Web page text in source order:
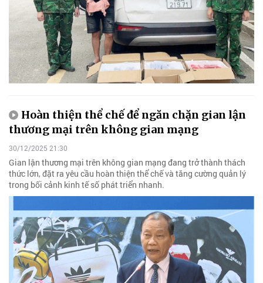
Hoàn thiện thể chế để ngăn chặn gian lận
thương mại trên không gian mạng
30/12/2025 21:30
Gian lận thương mại trên không gian mạng đang trở thành thách
thức lớn, đặt ra yêu cầu hoàn thiện thể chế và tăng cường quản lý
trong bối cảnh kinh tế số phát triển nhanh.